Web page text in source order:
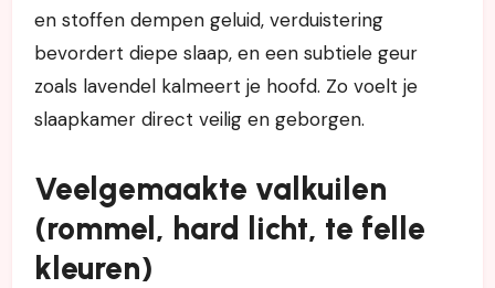
en stoffen dempen geluid, verduistering
bevordert diepe slaap, en een subtiele geur
zoals lavendel kalmeert je hoofd. Zo voelt je
slaapkamer direct veilig en geborgen.
Veelgemaakte valkuilen
(rommel, hard licht, te felle
kleuren)